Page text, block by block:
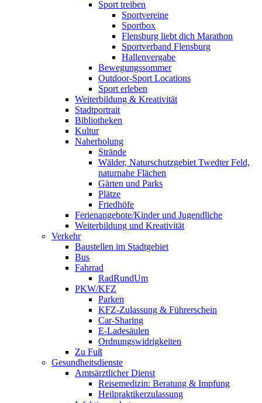
Sport treiben
Sportvereine
Sportbox
Flensburg liebt dich Marathon
Sportverband Flensburg
Hallenvergabe
Bewegungssommer
Outdoor-Sport Locations
Sport erleben
Weiterbildung & Kreativität
Stadtportrait
Bibliotheken
Kultur
Naherholung
Strände
Wälder, Naturschutzgebiet Twedter Feld,
naturnahe Flächen
Gärten und Parks
Plätze
Friedhöfe
Ferienangebote/Kinder und Jugendliche
Weiterbildung und Kreativität
Verkehr
Baustellen im Stadtgebiet
Bus
Fahrrad
RadRundUm
PKW/KFZ
Parken
KFZ-Zulassung & Führerschein
Car-Sharing
E-Ladesäulen
Ordnungswidrigkeiten
Zu Fuß
Gesundheitsdienste
Amtsärztlicher Dienst
Reisemedizin: Beratung & Impfung
Heilpraktikerzulassung